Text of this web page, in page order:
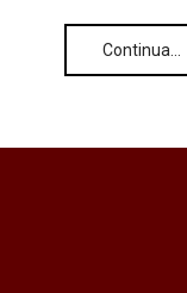
Continua…